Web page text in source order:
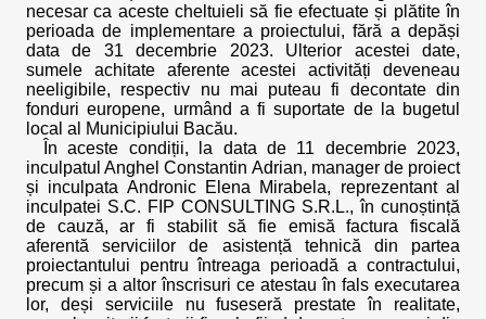
necesar ca aceste cheltuieli să fie efectuate și plătite în
perioada de implementare a proiectului, fără a depăși
data de 31 decembrie 2023. Ulterior acestei date,
sumele achitate aferente acestei activități deveneau
neeligibile, respectiv nu mai puteau fi decontate din
fonduri europene, urmând a fi suportate de la bugetul
local al Municipiului Bacău.
În aceste condiții, la data de 11 decembrie 2023,
inculpatul Anghel Constantin Adrian, manager de proiect
și inculpata Andronic Elena Mirabela, reprezentant al
inculpatei S.C. FIP CONSULTING S.R.L., în cunoștință
de cauză, ar fi stabilit să fie emisă factura fiscală
aferentă serviciilor de asistență tehnică din partea
proiectantului pentru întreaga perioadă a contractului,
precum și a altor înscrisuri ce atestau în fals executarea
lor, deși serviciile nu fuseseră prestate în realitate,